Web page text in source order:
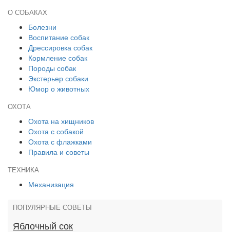
О СОБАКАХ
Болезни
Воспитание собак
Дрессировка собак
Кормление собак
Породы собак
Экстерьер собаки
Юмор о животных
ОХОТА
Охота на хищников
Охота с собакой
Охота с флажками
Правила и советы
ТЕХНИКА
Механизация
ПОПУЛЯРНЫЕ СОВЕТЫ
Яблочный сок